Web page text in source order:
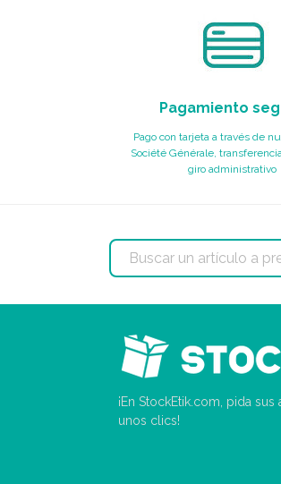
Pagamiento
Pago con tarjeta a través de
Société Générale,
giro administrativo
¡En StockEtik.com, pida
unos clics!